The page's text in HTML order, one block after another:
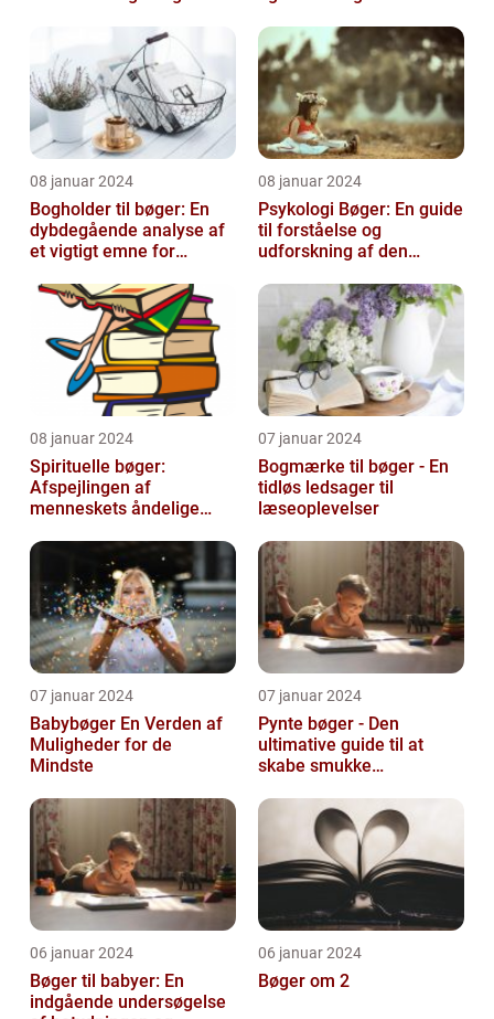
08 januar 2024
Bogholder til bøger: En
dybdegående analyse af
et vigtigt emne for
personer
08 januar 2024
Psykologi Bøger: En guide
til forståelse og
udforskning af den
08 januar 2024
Spirituelle bøger:
Afspejlingen af
menneskets åndelige
07 januar 2024
Bogmærke til bøger - En
tidløs ledsager til
læseoplevelser
07 januar 2024
Babybøger En Verden af
Muligheder for de
Mindste
07 januar 2024
Pynte bøger - Den
ultimative guide til at
skabe smukke
06 januar 2024
Bøger til babyer: En
indgående undersøgelse
06 januar 2024
Bøger om 2